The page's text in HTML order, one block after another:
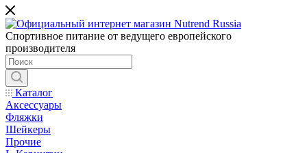
Спортивное питание от ведущего европейского
производителя
Каталог
Аксессуары
Фляжки
Шейкеры
Прочие